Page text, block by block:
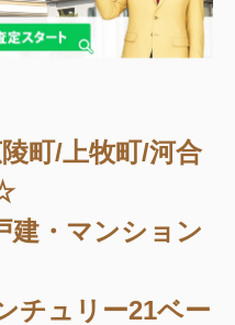
町/上牧町/河合
建・マンション
チュリー21ベー